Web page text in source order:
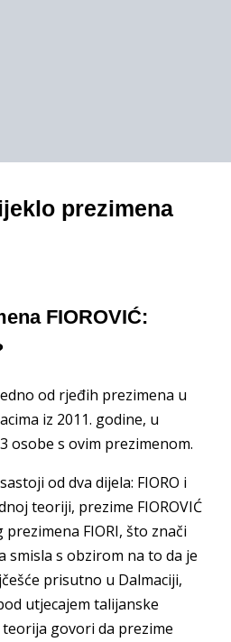
prezimena
FIOROVIĆ:
od rjeđih prezimena u
iz 2011. godine, u
osobe s ovim prezimenom.
od dva dijela: FIORO i
teoriji, prezime FIOROVIĆ
FIORI, što znači
smisla s obzirom na to da je
prisutno u Dalmaciji,
utjecajem talijanske
govori da prezime